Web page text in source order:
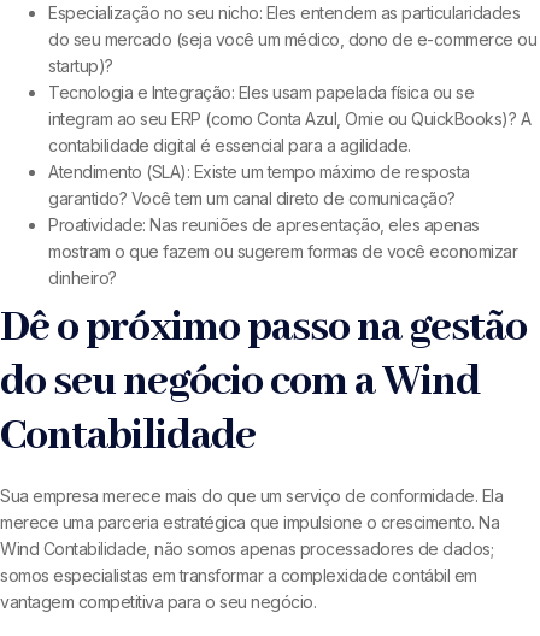
Especialização no seu nicho: Eles entendem as particularidades
do seu mercado (seja você um médico, dono de e-commerce ou
startup)?
Tecnologia e Integração: Eles usam papelada física ou se
integram ao seu ERP (como Conta Azul, Omie ou QuickBooks)? A
contabilidade digital é essencial para a agilidade.
Atendimento (SLA): Existe um tempo máximo de resposta
garantido? Você tem um canal direto de comunicação?
Proatividade: Nas reuniões de apresentação, eles apenas
mostram o que fazem ou sugerem formas de você economizar
dinheiro?
Dê o próximo passo na gestão
do seu negócio com a Wind
Contabilidade
Sua empresa merece mais do que um serviço de conformidade. Ela
merece uma parceria estratégica que impulsione o crescimento. Na
Wind Contabilidade, não somos apenas processadores de dados;
somos especialistas em transformar a complexidade contábil em
vantagem competitiva para o seu negócio.